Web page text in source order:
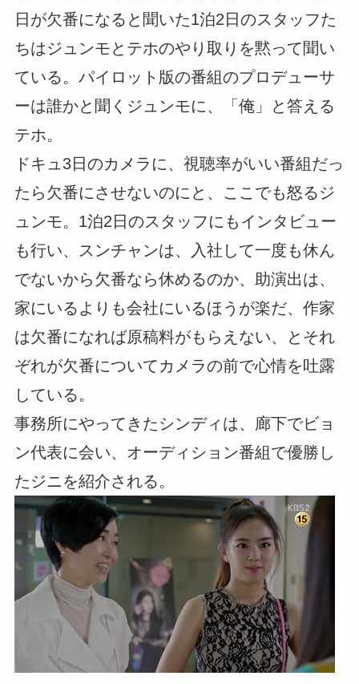
日が欠番になると聞いた1泊2日のスタッフた
ちはジュンモとテホのやり取りを黙って聞い
ている。パイロット版の番組のプロデューサ
ーは誰かと聞くジュンモに、「俺」と答える
テホ。
ドキュ3日のカメラに、視聴率がいい番組だっ
たら欠番にさせないのにと、ここでも怒るジ
ュンモ。1泊2日のスタッフにもインタビュー
も行い、スンチャンは、入社して一度も休ん
でないから欠番なら休めるのか、助演出は、
家にいるよりも会社にいるほうが楽だ、作家
は欠番になれば原稿料がもらえない、とそれ
ぞれが欠番についてカメラの前で心情を吐露
している。
事務所にやってきたシンディは、廊下でビョ
ン代表に会い、オーディション番組で優勝し
たジニを紹介される。